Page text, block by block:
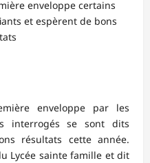
enveloppe certains
et espèrent de bons
enveloppe par les
interrogés se sont dits
résultats cette année.
Lycée sainte famille et dit